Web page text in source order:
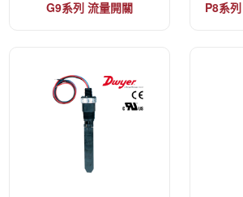
G9系列 流量開關 P8系